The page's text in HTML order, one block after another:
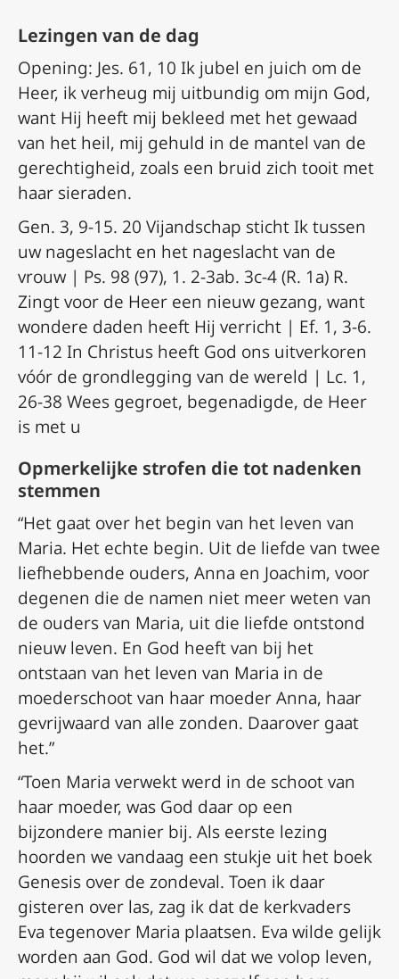
Lezingen van de dag
Opening: Jes. 61, 10 Ik jubel en juich om de
Heer, ik verheug mij uitbundig om mijn God,
want Hij heeft mij bekleed met het gewaad
van het heil, mij gehuld in de mantel van de
gerechtigheid, zoals een bruid zich tooit met
haar sieraden.
Gen. 3, 9-15. 20 Vijandschap sticht Ik tussen
uw nageslacht en het nageslacht van de
vrouw | Ps. 98 (97), 1. 2-3ab. 3c-4 (R. 1a) R.
Zingt voor de Heer een nieuw gezang, want
wondere daden heeft Hij verricht | Ef. 1, 3-6.
11-12 In Christus heeft God ons uitverkoren
vóór de grondlegging van de wereld | Lc. 1,
26-38 Wees gegroet, begenadigde, de Heer
is met u
Opmerkelijke strofen die tot nadenken
stemmen
“Het gaat over het begin van het leven van
Maria. Het echte begin. Uit de liefde van twee
liefhebbende ouders, Anna en Joachim, voor
degenen die de namen niet meer weten van
de ouders van Maria, uit die liefde ontstond
nieuw leven. En God heeft van bij het
ontstaan van het leven van Maria in de
moederschoot van haar moeder Anna, haar
gevrijwaard van alle zonden. Daarover gaat
het.”
“Toen Maria verwekt werd in de schoot van
haar moeder, was God daar op een
bijzondere manier bij. Als eerste lezing
hoorden we vandaag een stukje uit het boek
Genesis over de zondeval. Toen ik daar
gisteren over las, zag ik dat de kerkvaders
Eva tegenover Maria plaatsen. Eva wilde gelijk
worden aan God. God wil dat we volop leven,